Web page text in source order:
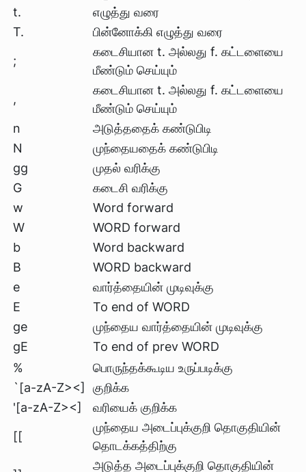
t.
எழுத்து வரை
T.
பின்னோக்கி எழுத்து வரை
;
கடைசியான t. அல்லது f. கட்டளையை
மீண்டும் செய்யும்
,
கடைசியான t. அல்லது f. கட்டளையை
மீண்டும் செய்யும்
n
அடுத்ததைக் கண்டுபிடி
N
முந்தையதைக் கண்டுபிடி
gg
முதல் வரிக்கு
G
கடைசி வரிக்கு
w
Word forward
W
WORD forward
b
Word backward
B
WORD backward
e
வார்த்தையின் முடிவுக்கு
E
To end of WORD
ge
முந்தைய வார்த்தையின் முடிவுக்கு
gE
To end of prev WORD
%
பொருந்தக்கூடிய உருப்படிக்கு
`[a-zA-Z><]
குறிக்க
'[a-zA-Z><]
வரியைக் குறிக்க
[[
முந்தைய அடைப்புக்குறி தொகுதியின்
தொடக்கத்திற்கு
அடுத்த அடைப்புக்குறி தொகுதியின்